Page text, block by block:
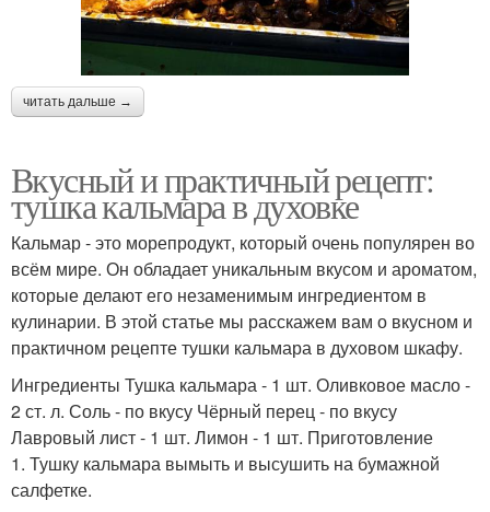
читать дальше →
Вкусный и практичный рецепт:
тушка кальмара в духовке
Кальмар - это морепродукт, который очень популярен во
всём мире. Он обладает уникальным вкусом и ароматом,
которые делают его незаменимым ингредиентом в
кулинарии. В этой статье мы расскажем вам о вкусном и
практичном рецепте тушки кальмара в духовом шкафу.
Ингредиенты Тушка кальмара - 1 шт. Оливковое масло -
2 ст. л. Соль - по вкусу Чёрный перец - по вкусу
Лавровый лист - 1 шт. Лимон - 1 шт. Приготовление
1. Тушку кальмара вымыть и высушить на бумажной
салфетке.